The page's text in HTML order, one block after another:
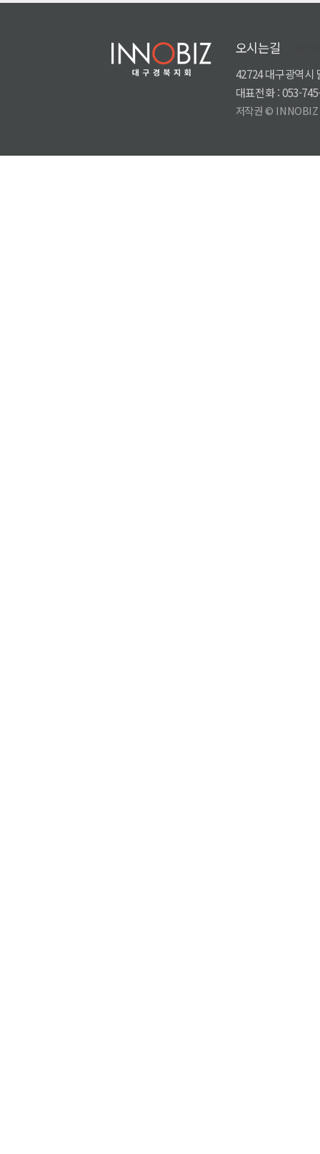
오시는길
42724 대구광역시
대표전화 : 053-
저작권 © INNOBIZ